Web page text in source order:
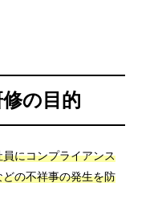
の目的
員にコンプライアンス
の不祥事の発生を防